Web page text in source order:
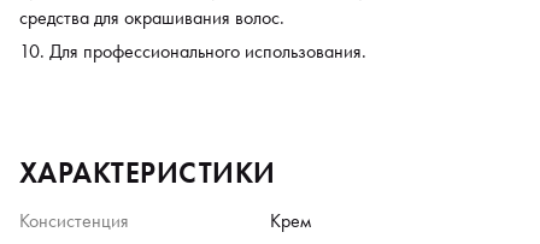
средства для окрашивания волос.
Для профессионального использования.
ХАРАКТЕРИСТИКИ
Консистенция
Крем